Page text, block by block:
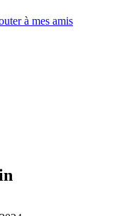
à mes amis